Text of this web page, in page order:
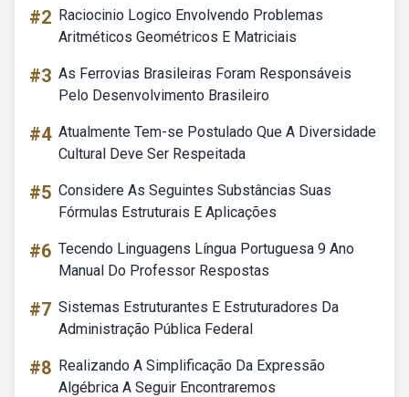
#2 Raciocinio Logico Envolvendo Problemas
Aritméticos Geométricos E Matriciais
#3 As Ferrovias Brasileiras Foram Responsáveis
Pelo Desenvolvimento Brasileiro
#4 Atualmente Tem-se Postulado Que A Diversidade
Cultural Deve Ser Respeitada
#5 Considere As Seguintes Substâncias Suas
Fórmulas Estruturais E Aplicações
#6 Tecendo Linguagens Língua Portuguesa 9 Ano
Manual Do Professor Respostas
#7 Sistemas Estruturantes E Estruturadores Da
Administração Pública Federal
#8 Realizando A Simplificação Da Expressão
Algébrica A Seguir Encontraremos